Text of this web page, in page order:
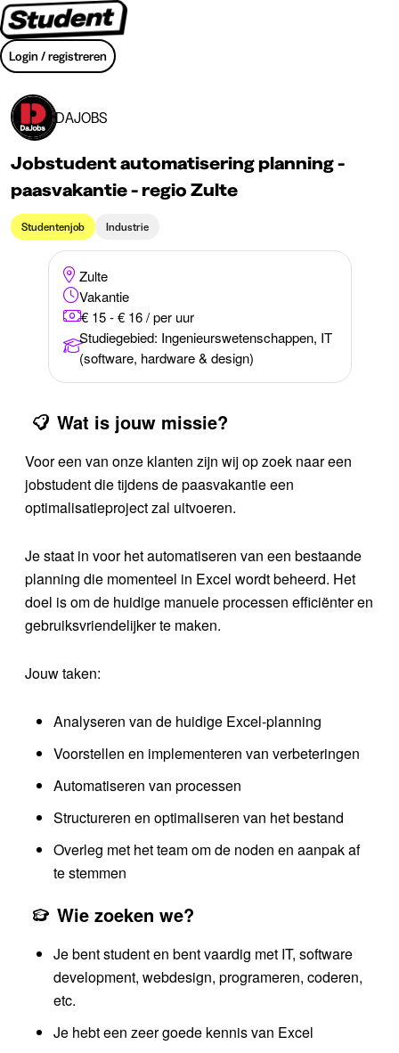
Login / registreren
DAJOBS
Jobstudent automatisering planning -
paasvakantie - regio Zulte
Studentenjob Industrie
Zulte
Vakantie
€ 15 - € 16 / per uur
Studiegebied: Ingenieurswetenschappen, IT
(software, hardware & design)
Wat is jouw missie?
Voor een van onze klanten zijn wij op zoek naar een
jobstudent die tijdens de paasvakantie een
optimalisatieproject zal uitvoeren.
Je staat in voor het automatiseren van een bestaande
planning die momenteel in Excel wordt beheerd. Het
doel is om de huidige manuele processen efficiënter en
gebruiksvriendelijker te maken.
Jouw taken:
Analyseren van de huidige Excel-planning
Voorstellen en implementeren van verbeteringen
Automatiseren van processen
Structureren en optimaliseren van het bestand
Overleg met het team om de noden en aanpak af
te stemmen
Wie zoeken we?
Je bent student en bent vaardig met IT, software
development, webdesign, programeren, coderen,
etc.
Je hebt een zeer goede kennis van Excel